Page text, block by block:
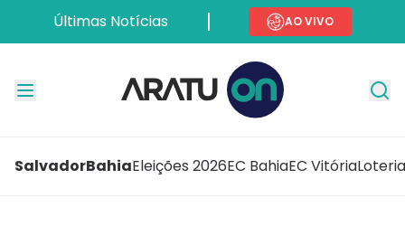
Últimas Notícias AO VIVO
SalvadorBahiaEleições 2026EC BahiaEC Vitória